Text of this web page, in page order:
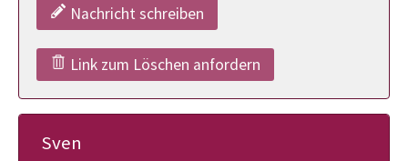
Nachricht schreiben
Link zum Löschen anfordern
Sven